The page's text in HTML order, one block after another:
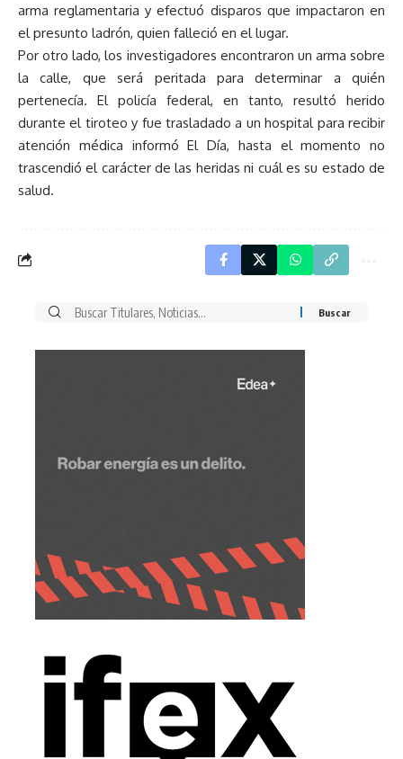
arma reglamentaria y efectuó disparos que impactaron en
el presunto ladrón, quien falleció en el lugar.
Por otro lado, los investigadores encontraron un arma sobre
la calle, que será peritada para determinar a quién
pertenecía. El policía federal, en tanto, resultó herido
durante el tiroteo y fue trasladado a un hospital para recibir
atención médica informó El Día, hasta el momento no
trascendió el carácter de las heridas ni cuál es su estado de
salud.
Buscar